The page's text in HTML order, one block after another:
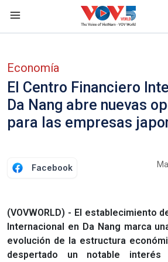
Economía
El Centro Financiero
Da Nang abre nuevas
para las empresas
Facebook
(VOVWORLD) - El establecimiento
Internacional en Da Nang marca
evolución de la estructura
despertado un notable